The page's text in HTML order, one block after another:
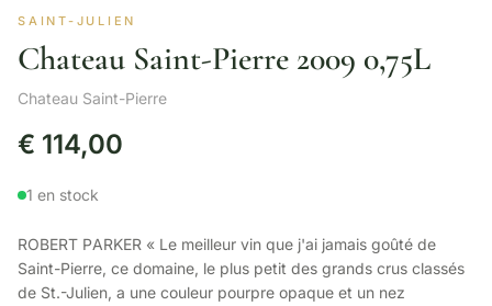
SAINT-JULIEN
Chateau Saint-Pierre 2009 0,75L
Chateau Saint-Pierre
€ 114,00
1 en stock
ROBERT PARKER « Le meilleur vin que j'ai jamais goûté de
Saint-Pierre, ce domaine, le plus petit des grands crus classés
de St.-Julien, a une couleur pourpre opaque et un nez